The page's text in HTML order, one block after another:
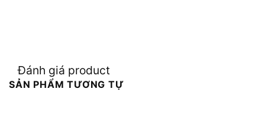
Đánh giá product
SẢN PHẨM TƯƠNG TỰ